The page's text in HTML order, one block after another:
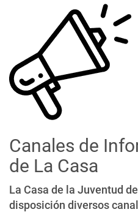
Canales de
de La Casa
La Casa de la Juventud
disposición diversos